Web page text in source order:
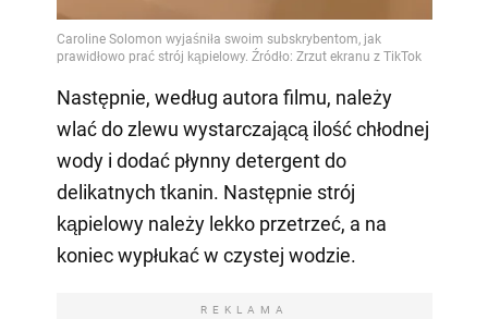
Następnie, według autora filmu, należy
wlać do zlewu wystarczającą ilość chłodnej
wody i dodać płynny detergent do
delikatnych tkanin. Następnie strój
kąpielowy należy lekko przetrzeć, a na
koniec wypłukać w czystej wodzie.
REKLAMA